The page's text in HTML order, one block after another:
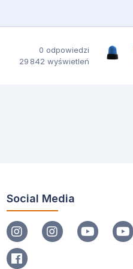
0 odpowiedzi
29 842 wyświetleń
Social Media